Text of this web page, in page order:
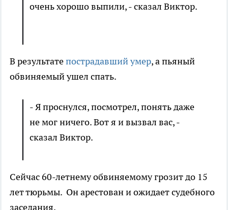
очень хорошо выпили, - сказал Виктор.
В результатепострадавший умер, а пьяный
обвиняемый ушел спать.
- Я проснулся, посмотрел, понять даже
не мог ничего. Вот я и вызвал вас, -
сказал Виктор.
Сейчас 60-летнему обвиняемому грозит до 15
лет тюрьмы. Он арестован и ожидает судебного
заседания.